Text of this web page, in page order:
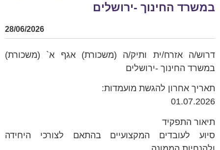
-ירושלים
ותיק/ה (משכורת) אגף א` (משכורת)
מועמדות:
בהתאם לצורכי היחידה